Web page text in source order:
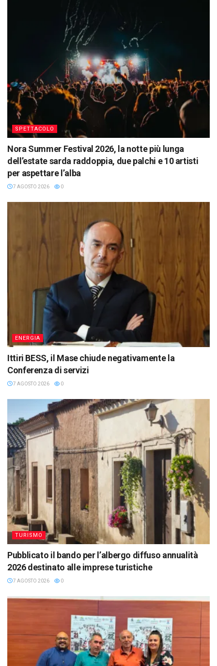
SPETTACOLO
Nora Summer Festival 2026, la notte più lunga
dell’estate sarda raddoppia, due palchi e 10 artisti
per aspettare l’alba
7 AGOSTO 2026 0
ENERGIA
Ittiri BESS, il Mase chiude negativamente la
Conferenza di servizi
7 AGOSTO 2026 0
TURISMO
Pubblicato il bando per l’albergo diffuso annualità
2026 destinato alle imprese turistiche
7 AGOSTO 2026 0